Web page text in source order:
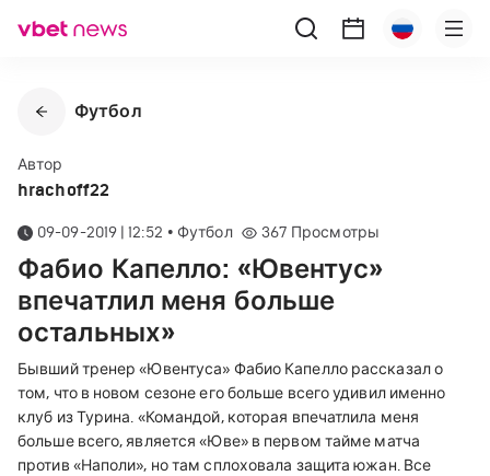
Футбол
Автор
hrachoff22
09-09-2019 | 12:52 • Футбол 367 Просмотры
Фабио Капелло: «Ювентус»
впечатлил меня больше
остальных»
Бывший тренер «Ювентуса» Фабио Капелло рассказал о
том, что в новом сезоне его больше всего удивил именно
клуб из Турина. «Командой, которая впечатлила меня
больше всего, является «Юве» в первом тайме матча
против «Наполи», но там сплоховала защита южан. Все